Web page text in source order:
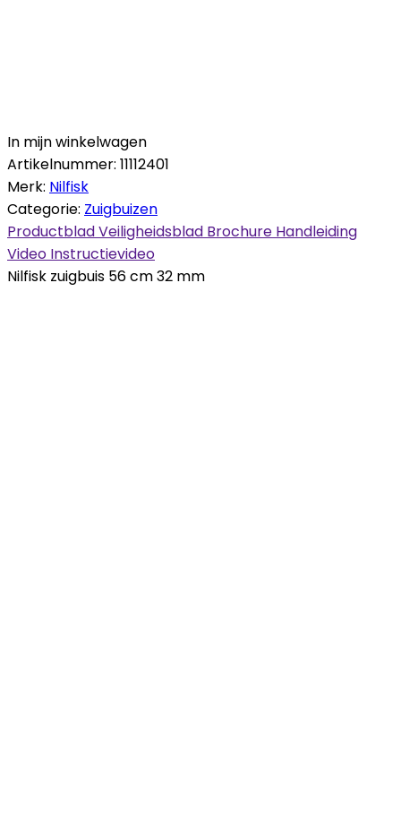
In mijn winkelwagen
Artikelnummer: 11112401
Merk: Nilfisk
Categorie: Zuigbuizen
ProductbladVeiligheidsblad Brochure Handleiding
Video Instructievideo
Nilfisk zuigbuis 56 cm 32 mm